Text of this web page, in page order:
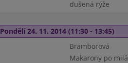
dušená rýže
Pondělí 24. 11. 2014 (11:30 - 13:45)
Bramborová
Makarony po